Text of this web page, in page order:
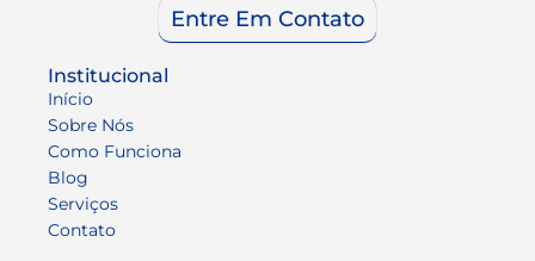
Entre Em Contato
Institucional
Início
Sobre Nós
Como Funciona
Blog
Serviços
Contato